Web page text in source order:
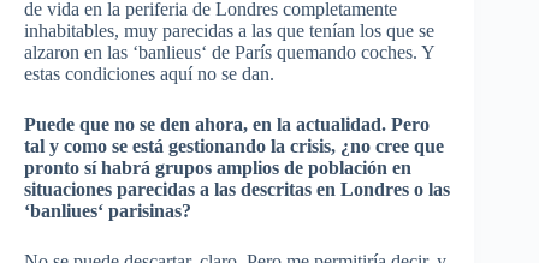
de vida en la periferia de Londres completamente
inhabitables, muy parecidas a las que tenían los que se
alzaron en las ‘banlieus‘ de París quemando coches. Y
estas condiciones aquí no se dan.
Puede que no se den ahora, en la actualidad. Pero
tal y como se está gestionando la crisis, ¿no cree que
pronto sí habrá grupos amplios de población en
situaciones parecidas a las descritas en Londres o las
‘banliues‘ parisinas?